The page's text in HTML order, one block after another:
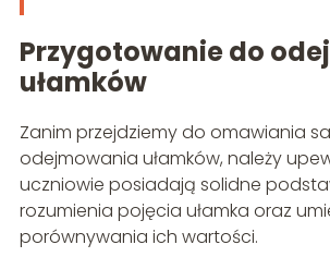
Przygotowanie do
ułamków
Zanim przejdziemy do omawiania
odejmowania ułamków, należy
uczniowie posiadają solidne
rozumienia pojęcia ułamka oraz
porównywania ich wartości.